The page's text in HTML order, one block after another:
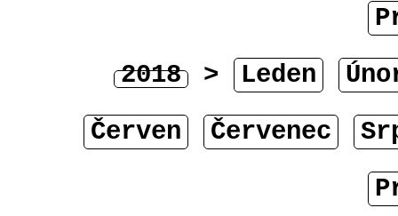
2018 > Leden
Červen
Červenec